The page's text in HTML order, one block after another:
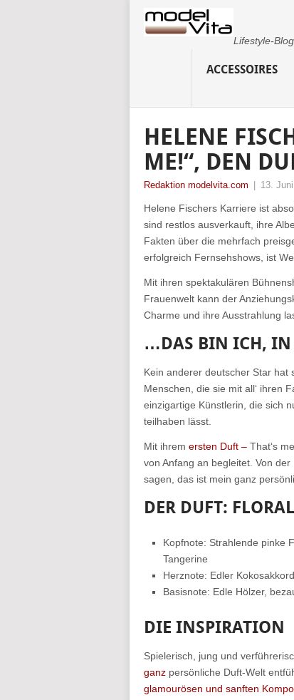
Lifestyle-
ACCESSOIRES
HELENE
ME!“, DEN
Redaktion modelvita.com 13.
Helene Fischers Karriere ist
sind restlos ausverkauft, ihre
Fakten über die mehrfach
erfolgreich Fernsehshows, ist
Mit ihren spektakulären
Frauenwelt kann der
Charme und ihre Ausstrahlung
…DAS BIN ICH, IN
Kein anderer deutscher Star hat
Menschen, die sie mit all‘ ihren
einzigartige Künstlerin, die sich
teilhaben lässt.
Mit ihrem ersten Duft – That‘s
von Anfang an begleitet. Von der
sagen, das ist mein ganz
DER DUFT:
Kopfnote: Strahlende pinke
Tangerine
Herznote: Edler
Basisnote: Edle Hölzer,
DIE INSPIRATION
Spielerisch, jung und
ganz persönliche Duft-Welt
glamourösen und sanften